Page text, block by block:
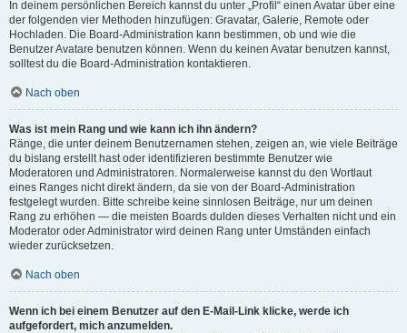
In deinem persönlichen Bereich kannst du unter „Profil“ einen Avatar über eine
der folgenden vier Methoden hinzufügen: Gravatar, Galerie, Remote oder
Hochladen. Die Board-Administration kann bestimmen, ob und wie die
Benutzer Avatare benutzen können. Wenn du keinen Avatar benutzen kannst,
solltest du die Board-Administration kontaktieren.
Nach oben
Was ist mein Rang und wie kann ich ihn ändern?
Ränge, die unter deinem Benutzernamen stehen, zeigen an, wie viele Beiträge
du bislang erstellt hast oder identifizieren bestimmte Benutzer wie
Moderatoren und Administratoren. Normalerweise kannst du den Wortlaut
eines Ranges nicht direkt ändern, da sie von der Board-Administration
festgelegt wurden. Bitte schreibe keine sinnlosen Beiträge, nur um deinen
Rang zu erhöhen — die meisten Boards dulden dieses Verhalten nicht und ein
Moderator oder Administrator wird deinen Rang unter Umständen einfach
wieder zurücksetzen.
Nach oben
Wenn ich bei einem Benutzer auf den E-Mail-Link klicke, werde ich
aufgefordert, mich anzumelden.